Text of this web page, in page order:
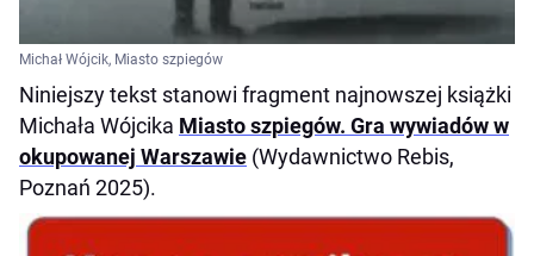
Michał Wójcik, Miasto szpiegów
Niniejszy tekst stanowi fragment najnowszej książki
Michała Wójcika Miasto szpiegów. Gra wywiadów w
okupowanej Warszawie (Wydawnictwo Rebis,
Poznań 2025).